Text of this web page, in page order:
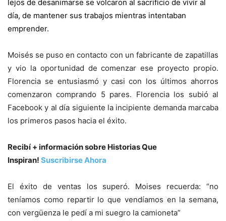
lejos de desanimarse se volcaron al sacrificio de vivir al
día, de mantener sus trabajos mientras intentaban
emprender.
Moisés se puso en contacto con un fabricante de zapatillas
y vio la oportunidad de comenzar ese proyecto propio.
Florencia se entusiasmó y casi con los últimos ahorros
comenzaron comprando 5 pares. Florencia los subió al
Facebook y al día siguiente la incipiente demanda marcaba
los primeros pasos hacia el éxito.
Recibí + información sobre Historias Que
Inspiran! Suscribirse Ahora
El éxito de ventas los superó. Moises recuerda: “no
teníamos como repartir lo que vendíamos en la semana,
con vergüenza le pedí a mi suegro la camioneta”